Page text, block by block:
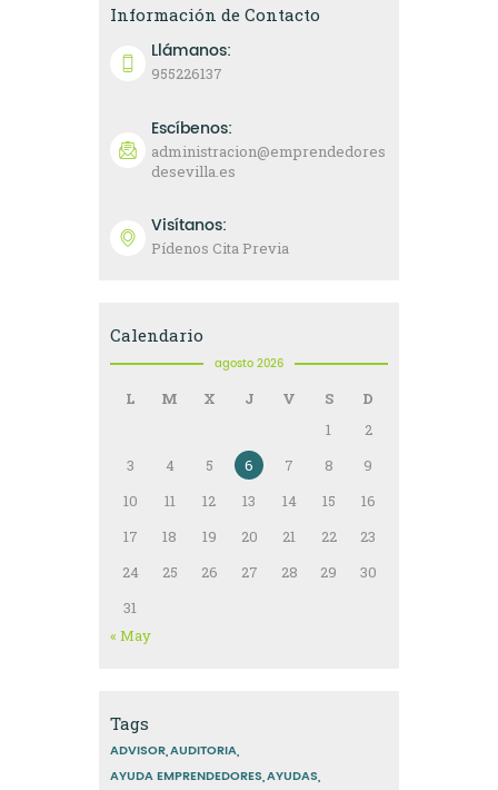
Información de Contacto
Llámanos:
955226137
Escíbenos:
administracion@emprendedores
desevilla.es
Visítanos:
Pídenos Cita Previa
Calendario
agosto 2026
L M X J V S
D
1
2
3
4 5 6 7 8
9
10
11 12 13 14 15
16
17
18 19 20 21 22
23
24
25 26 27 28 29
30
31
« May
Tags
ADVISOR AUDITORIA
AYUDA EMPRENDEDORES AYUDAS